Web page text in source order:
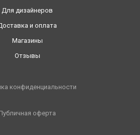
Для дизайнеров
и оплата
Магазины
Отзывы
конфиденциальности
оферта